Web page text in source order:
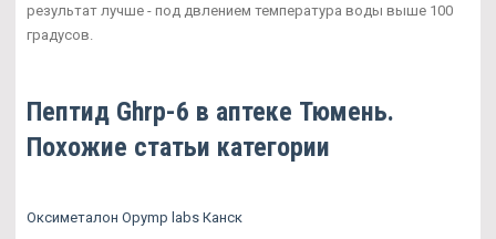
результат лучше - под двлением температура воды выше 100
градусов.
Пептид Ghrp-6 в аптеке Тюмень.
Похожие статьи категории
Оксиметалон Opymp labs Канск